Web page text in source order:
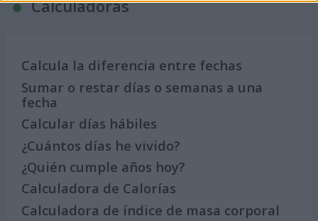
Calculadoras
Calcula la diferencia entre fechas
Sumar o restar días o semanas a una
fecha
Calcular días hábiles
¿Cuántos días he vivido?
¿Quién cumple años hoy?
Calculadora de Calorías
Calculadora de índice de masa corporal